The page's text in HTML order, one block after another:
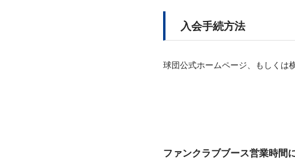
入会手続方法
球団公式ホームページ、もしくは
ファンクラブブース営業時間